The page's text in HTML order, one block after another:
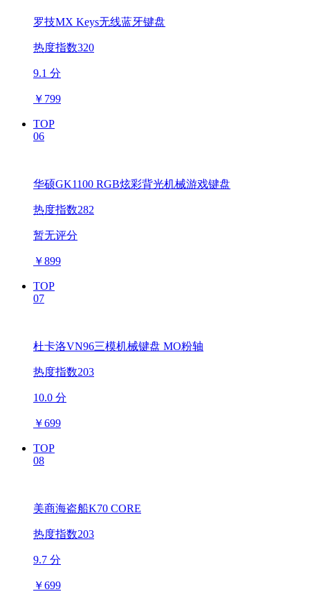
罗技MX Keys无线蓝牙键盘
热度指数320
9.1 分
￥ 799
TOP
06
华硕GK1100 RGB炫彩背光机械游戏键盘
热度指数282
暂无评分
￥899
TOP
07
杜卡洛VN96三模机械键盘 MO粉轴
热度指数203
10.0 分
￥699
TOP
08
美商海盗船K70 CORE
热度指数203
9.7 分
￥699